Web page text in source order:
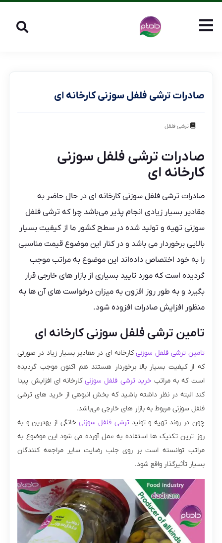
صادرات ترشی فلفل سوزنی کارخانه ای
ترشی فلفل
صادرات ترشی فلفل سوزنی
کارخانه ای
صادرات ترشی فلفل سوزنی کارخانه ای در حال حاضر به
مقادیر بسیار زیادی انجام پذیر می‌باشد چرا که ترشی فلفل
سوزنی تهیه و تولید شده در سطح کشور ما از کیفیت بسیار
بالایی برخوردار می باشد و در کنار این موضوع قیمت مناسبی
را به خود اختصاص داده‌اند این موضوع به مراتب موجب
گردیده است که مورد تایید بسیاری از بازار های خارجی قرار
بگیرد و به طور روز افزون به میزان درخواست‌ های آن ها به
منظور افزایش صادرات افزوده شود.
تامین ترشی فلفل سوزنی کارخانه ای
تامین ترشی فلفل سوزنیکارخانه ای در مقادیر بسیار زیاد در صورتی
که از کیفیت بسیار بالا برخوردار هستند هم اکنون موجب گردیده
است که به مراتبخرید ترشی فلفل سوزنیکارخانه ای افزایش پیدا
کند البته در نظر داشته باشید که بخش انبوهی از خرید های ترشی
فلفل سوزنی مربوط به بازار های خارجی می‌باشد.
چون در روند تهیه و تولید ترشی فلفل سوزنیخانگی از بهترین و به
روز ترین تکنیک ها استفاده به عمل آورده می‌ شود این موضوع به
مراتب توانسته است بر روی جلب رضایت سایر مراجعه‌ کنندگان
بسیار تأثیرگذار واقع شود.